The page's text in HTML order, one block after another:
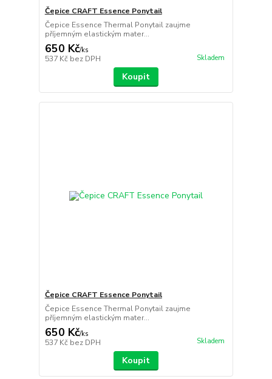
Čepice CRAFT Essence Ponytail
Čepice Essence Thermal Ponytail zaujme
příjemným elastickým mater...
650 Kč/ks
537 Kč bez DPH Skladem
Koupit
Čepice CRAFT Essence Ponytail
Čepice Essence Thermal Ponytail zaujme
příjemným elastickým mater...
650 Kč/ks
537 Kč bez DPH Skladem
Koupit